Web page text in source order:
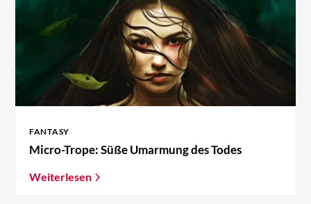
FANTASY
Micro-Trope: Süße Umarmung des Todes
Weiterlesen